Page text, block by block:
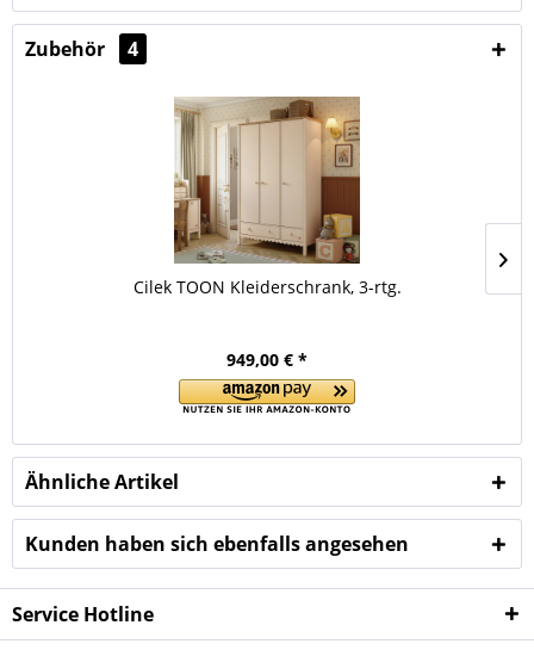
Zubehör 4
Cilek TOON Kleiderschrank, 3-rtg.
949,00 € *
Ähnliche Artikel
Kunden haben sich ebenfalls angesehen
Service Hotline